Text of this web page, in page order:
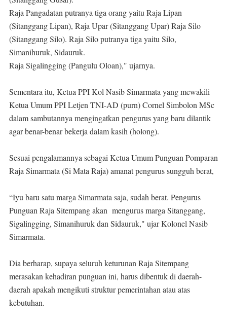
Raja Pangadatan putranya tiga orang yaitu Raja Lipan
(Sitanggang Lipan), Raja Upar (Sitanggang Upar) Raja Silo
(Sitanggang Silo). Raja Silo putranya tiga yaitu Silo,
Simanihuruk, Sidauruk.
Raja Sigalingging (Pangulu Oloan)," ujarnya.
Sementara itu, Ketua PPI Kol Nasib Simarmata yang mewakili
Ketua Umum PPI Letjen TNI-AD (purn) Cornel Simbolon MSc
dalam sambutannya mengingatkan pengurus yang baru dilantik
agar benar-benar bekerja dalam kasih (holong).
Sesuai pengalamannya sebagai Ketua Umum Punguan Pomparan
Raja Simarmata (Si Mata Raja) amanat pengurus sungguh berat,
“Iyu baru satu marga Simarmata saja, sudah berat. Pengurus
Punguan Raja Sitempang akan mengurus marga Sitanggang,
Sigalingging, Simanihuruk dan Sidauruk," ujar Kolonel Nasib
Simarmata.
Dia berharap, supaya seluruh keturunan Raja Sitempang
merasakan kehadiran punguan ini, harus dibentuk di daerah-
daerah apakah mengikuti struktur pemerintahan atau atas
kebutuhan.